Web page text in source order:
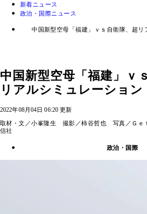
新着ニュース
政治・国際ニュース
中国新型空母「福建」ｖｓ自衛隊、超リ
中国新型空母「福建」ｖ
リアルシミュレーション
2022年08月04日 06:20 更新
取材・文／小峯隆生 撮影／柿谷哲也 写真／Ｇｅ
信社
政治・国際